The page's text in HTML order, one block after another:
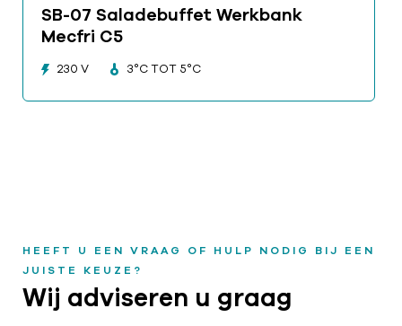
SB-07 Saladebuffet Werkbank
Mecfri C5
230 V 3°C TOT 5°C
HEEFT U EEN VRAAG OF HULP NODIG BIJ EEN
JUISTE KEUZE?
Wij adviseren u graag